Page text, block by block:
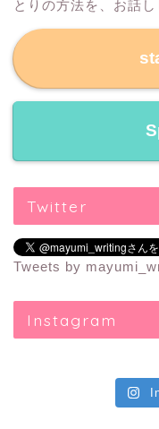
とりの方法を、お話し
Twitter
Tweets by
Instagram